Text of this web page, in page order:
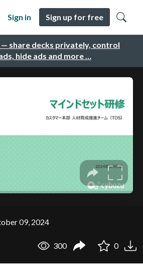
— share decks privately, control
hide ads and more …
Sign in Sign up for free
09, 2024
300 0